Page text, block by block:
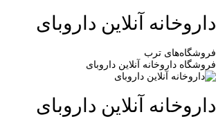
داروخانه آنلاین داروبای
فروشگاه‌های ترب
فروشگاه داروخانه آنلاین داروبای
داروخانه آنلاین داروبای